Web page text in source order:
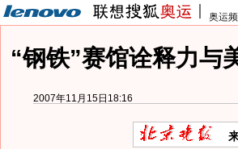
奥运
“钢铁”赛馆诠释力与
2007年11月15日18:16